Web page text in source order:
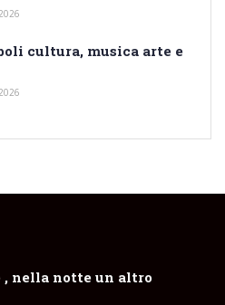
cultura, musica arte e
, nella notte un altro